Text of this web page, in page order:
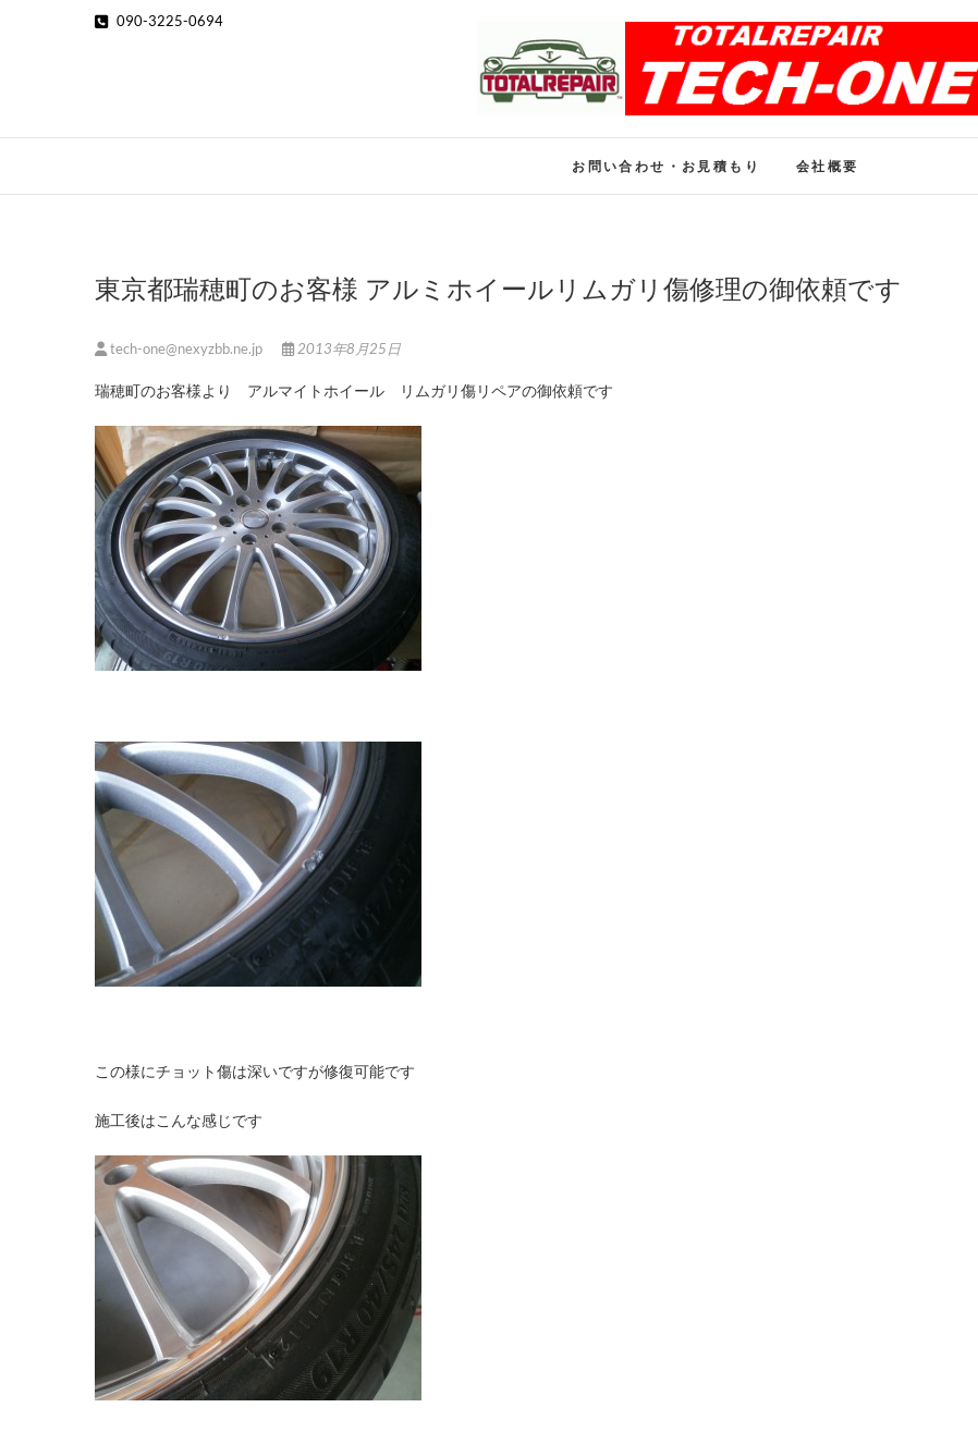
090-3225-0694
ホイール修理のトータ
お問い合わせ・お見積もり 会社概要
東京都瑞穂町のお客様 アルミホイールリムガリ傷修理の御依頼です
tech-one@nexyzbb.ne.jp 2013年8月25日
瑞穂町のお客様より アルマイトホイール リムガリ傷リペアの御依頼です
この様にチョット傷は深いですが修復可能です
施工後はこんな感じです